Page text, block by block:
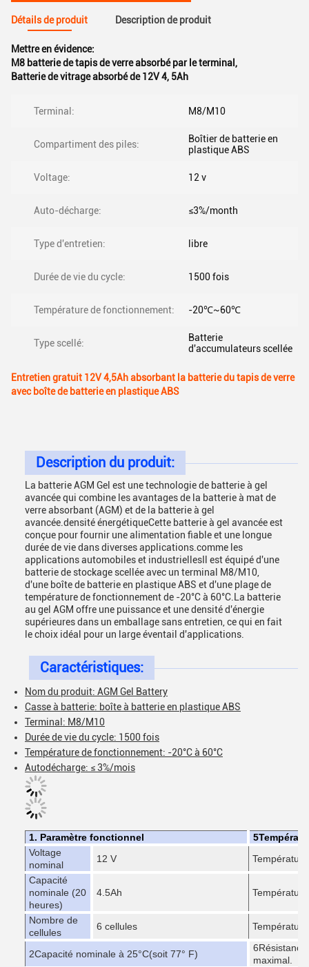
Détails de produit Description de produit
Mettre en évidence:
M8 batterie de tapis de verre absorbé par le terminal ,
Batterie de vitrage absorbé de 12V 4, 5Ah
Terminal: M8/M10
Compartiment des piles:
Boîtier de batterie en
plastique ABS
Voltage: 12 v
Auto-décharge: ≤3%/month
Type d'entretien: libre
Durée de vie du cycle: 1500 fois
Température de fonctionnement: -20℃~60℃
Type scellé:
Batterie
d'accumulateurs scellée
Entretien gratuit 12V 4,5Ah absorbant la batterie du tapis de verre
avec boîte de batterie en plastique ABS
Description du produit:
La batterie AGM Gel est une technologie de batterie à gel
avancée qui combine les avantages de la batterie à mat de
verre absorbant (AGM) et de la batterie à gel
avancée.densité énergétiqueCette batterie à gel avancée est
conçue pour fournir une alimentation fiable et une longue
durée de vie dans diverses applications.comme les
applications automobiles et industriellesIl est équipé d'une
batterie de stockage scellée avec un terminal M8/M10,
d'une boîte de batterie en plastique ABS et d'une plage de
température de fonctionnement de -20°C à 60°C.La batterie
au gel AGM offre une puissance et une densité d'énergie
supérieures dans un emballage sans entretien, ce qui en fait
le choix idéal pour un large éventail d'applications.
Caractéristiques:
Nom du produit: AGM Gel Battery
Casse à batterie: boîte à batterie en plastique ABS
Terminal: M8/M10
Durée de vie du cycle: 1500 fois
Température de fonctionnement: -20°C à 60°C
Autodécharge: ≤ 3%/mois
1. Paramètre fonctionnel
Voltage
nominal
12 V
Capacité
nominale (20
heures)
4.5Ah
Nombre de
cellules
6 cellules
2Capacité nominale à 25°C(soit 77° F)
maximal.